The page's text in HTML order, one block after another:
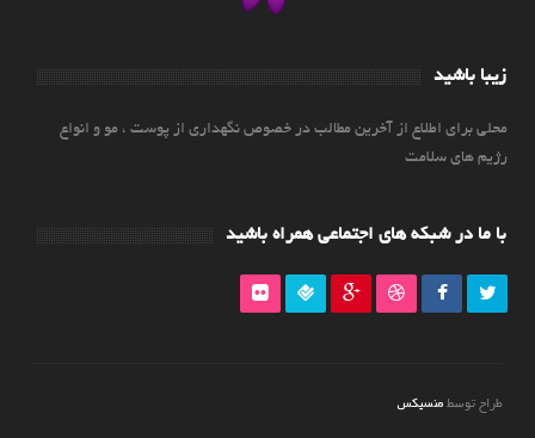
زیبا باشید
محلی برای اطلاع از آخرین مطالب در خصوص نگهداری از پوست ، مو و انواع
رژیم های سلامت
با ما در شبکه های اجتماعی همراه باشید
طراح توسط منسیکس